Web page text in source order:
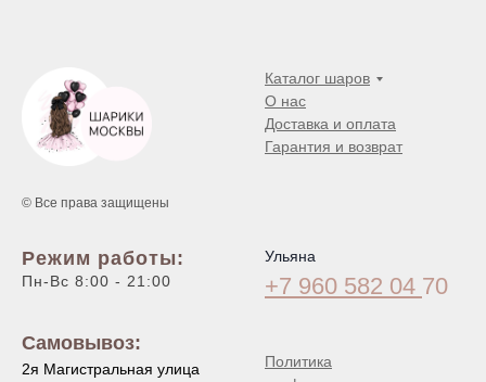
© Все права защищены
Каталог шаров
О нас
Доставка и оплата
Гарантия и возврат
Режим работы:
Пн-Вс 8:00 - 21:00
Самовывоз:
2я Магистральная улица
Ульяна
+7 960 582 04 70
Политика